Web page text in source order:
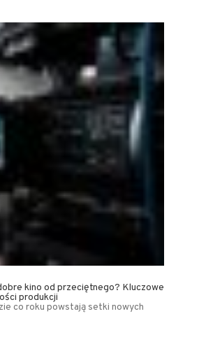
kino od przeciętnego? Kluczowe
produkcji
co roku powstają setki nowych